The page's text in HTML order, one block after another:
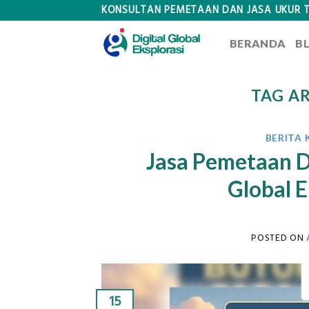
KONSULTAN PEMETAAN DAN JASA UKUR
BERANDA
TAG
BERITA
Jasa Pemetaan
Global
POSTED ON
15